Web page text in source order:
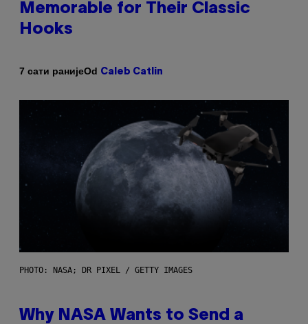
Memorable for Their Classic
Hooks
7 сати ранијеOd Caleb Catlin
PHOTO: NASA; DR PIXEL / GETTY IMAGES
Why NASA Wants to Send a